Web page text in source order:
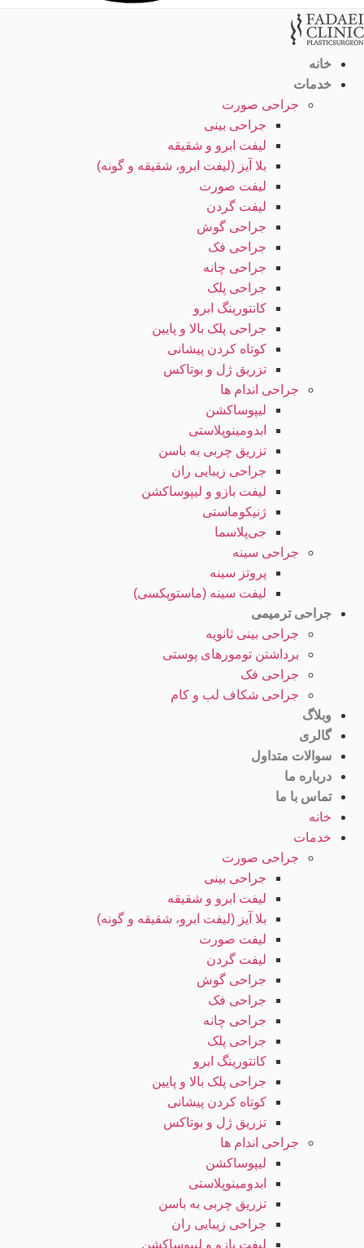
خانه
خدمات
جراحی صورت
جراحی بینی
لیفت ابرو و شقیقه
بلا آیز (لیفت ابرو، شقیقه و گونه)
لیفت صورت
لیفت گردن
جراحی گوش
جراحی فک
جراحی چانه
جراحی پلک
کانتورینگ ابرو
جراحی پلک بالا و پایین
کوتاه کردن پیشانی
تزریق ژل و بوتاکس
جراحی اندام ها
لیپوساکشن
ابدومینوپلاستی
تزریق چربی به باسن
جراحی زیبایی ران
لیفت بازو و لیپوساکشن
ژنیکوماستی
جی‌پلاسما
جراحی سینه
پروتز سینه
لیفت سینه (ماستوپکسی)
جراحی ترمیمی
جراحی بینی ثانویه
برداشتن تومورهای پوستی
جراحی فک
جراحی شکاف لب و کام
وبلاگ
گالری
سوالات متداول
درباره ما
تماس با ما
خانه
خدمات
جراحی صورت
جراحی بینی
لیفت ابرو و شقیقه
بلا آیز (لیفت ابرو، شقیقه و گونه)
لیفت صورت
لیفت گردن
جراحی گوش
جراحی فک
جراحی چانه
جراحی پلک
کانتورینگ ابرو
جراحی پلک بالا و پایین
کوتاه کردن پیشانی
تزریق ژل و بوتاکس
جراحی اندام ها
لیپوساکشن
ابدومینوپلاستی
تزریق چربی به باسن
جراحی زیبایی ران
لیفت بازو و لیپوساکشن